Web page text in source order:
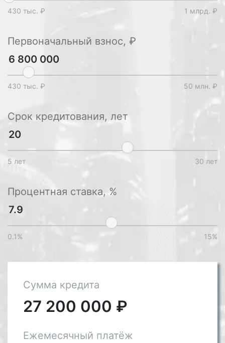
430 тыс. ₽ 1 млрд. ₽
Первоначальный взнос, ₽
430 тыс. ₽ 50 млн. ₽
Срок кредитования, лет
5 лет 30 лет
Процентная ставка, %
0.1% 15%
Сумма кредита
27 200 000 ₽
Ежемесячный платёж